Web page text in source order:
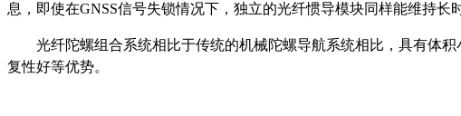
息，即使在GNSS信号失锁情况下，独立的光纤惯导模块同样能维持长
光纤陀螺组合系统相比于传统的机械陀螺导航系统相比，具有体
复性好等优势。